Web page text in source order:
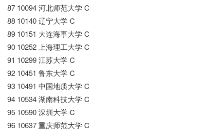
87 10094 河北师范大学 C
88 10140 辽宁大学 C
89 10151 大连海事大学 C
90 10252 上海理工大学 C
91 10299 江苏大学 C
92 10451 鲁东大学 C
93 10491 中国地质大学 C
94 10534 湖南科技大学 C
95 10590 深圳大学 C
96 10637 重庆师范大学 C